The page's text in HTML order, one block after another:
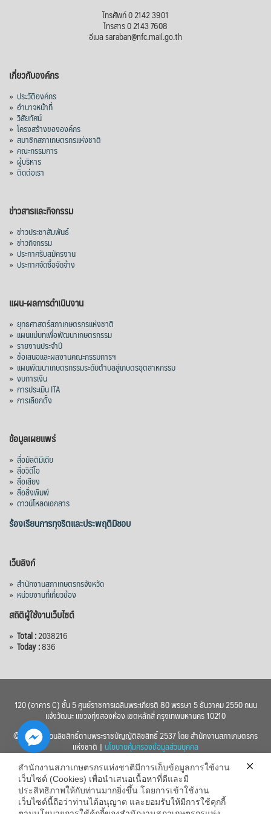
โทรศัพท์ 0 2142 3901
โทรสาร 0 2143 7608
อีเมล saraban@nfc.mail.go.th
เกี่ยวกับองค์กร
» ประวัติองค์กร
» อำนาจหน้าที่
» วิสัยทัศน์
» โครงสร้างขององค์กร
» สมาชิกสภาเกษตรกรแห่งชาติ
» คณะกรรมการ
» ผู้บริหาร
» ติดต่อเรา
ข่าวสารและกิจกรรม
» ข่าวประชาสัมพันธ์
» ข่าวกิจกรรม
» ประกาศรับสมัครงาน
» ประกาศจัดซื้อจัดจ้าง
แผน-ผลการดำเนินงาน
» ยุทธศาสตร์สภาเกษตรกรแห่งชาติ
» แผนแม่บทเพื่อพัฒนาเกษตรกรรม
» รายงานประจำปี
» ข้อเสนอและผลงานคณะกรรมการฯ
» แผนพัฒนาเกษตรกรรมระดับตำบลสู่เกษตรอุตสาหกรรม
» งบการเงิน
» การประเมิน ITA
» การเลือกตั้ง
ข้อมูลเผยแพร่
» สื่อมัลติมีเดีย
» สื่อวิดีโอ
» สื่อเสียง
» สื่อสิ่งพิมพ์
» ดาวน์โหลดเอกสาร
ร้องเรียนการทุจริตและประพฤติมิชอบ
เว็บลิงก์
» สำนักงานสภาเกษตรกรจังหวัด
» หน่วยงานที่เกี่ยวข้อง
สถิติผู้ใช้งานเว็บไซต์
» Total :2038216
» Today :836
120 (อาคาร C) ชั้น 5 ศูนย์ราชการเฉลิมพระเกียรติ 80 พรรษา 5 ธันวาคม 2550 ถนน
แจ้งวัฒนะ แขวงทุ่งสองห้อง เขตหลักสี่ กรุงเทพมหานคร 10210
© 2560 สงวนลิขสิทธิ์ตามพระราชบัญญัติลิขสิทธิ์ 2537 โดย สำนักงานสภาเกษตรกร
แห่งชาติ | นโยบายคุ้มครองข้อมูลส่วนบุคคล
สำนักงานสภาเกษตรกรแห่งชาติมีการเก็บข้อมูลการใช้งาน
เว็บไซต์ (Cookies) เพื่อนำเสนอเนื้อหาที่ดีและมี
ประสิทธิภาพให้กับท่านมากยิ่งขึ้น โดยการเข้าใช้งาน
เว็บไซต์นี้ถือว่าท่านได้อนุญาต และยอมรับให้มีการใช้คุกกี้